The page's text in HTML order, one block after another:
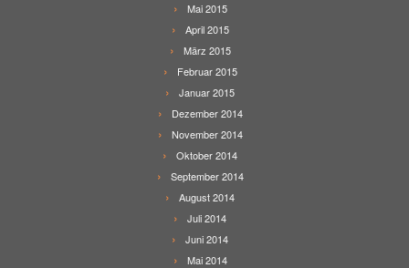
Mai 2015
April 2015
März 2015
Februar 2015
Januar 2015
Dezember 2014
November 2014
Oktober 2014
September 2014
August 2014
Juli 2014
Juni 2014
Mai 2014